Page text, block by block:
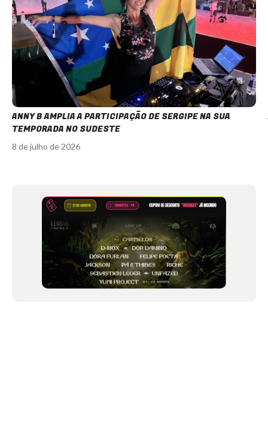
ANNY B AMPLIA A PARTICIPAÇÃO DE SERGIPE NA SUA
TEMPORADA NO SUDESTE
8 de julho de 2026